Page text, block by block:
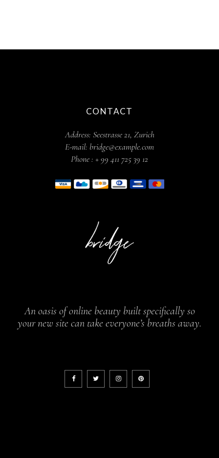
CONTACT
Address: Seestrasse 21, Zurich
E-mail: bridge@example.com
Phone : + 99 411 725 39 12
An oasis of online beauty built specifically so
your new site can take everyone’s breaths away.